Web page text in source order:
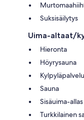
Suksisäilytys
Uima-altaat/
Hieronta
Höyrysauna
Sauna
Sisäuima-allas
Turkkilainen